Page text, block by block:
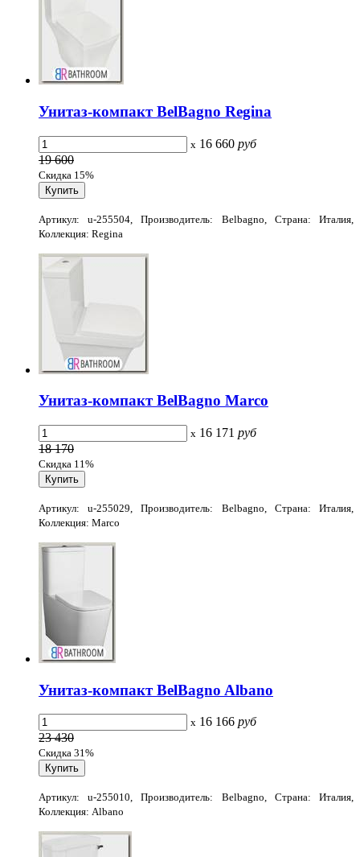
Унитаз-компакт BelBagno Regina
x 16 660 руб
19 600
Скидка 15%
Артикул: u-255504, Производитель: Belbagno, Страна: Италия,
Коллекция: Regina
Унитаз-компакт BelBagno Marco
x 16 171 руб
18 170
Скидка 11%
Артикул: u-255029, Производитель: Belbagno, Страна: Италия,
Коллекция: Marco
Унитаз-компакт BelBagno Albano
x 16 166 руб
23 430
Скидка 31%
Артикул: u-255010, Производитель: Belbagno, Страна: Италия,
Коллекция: Albano